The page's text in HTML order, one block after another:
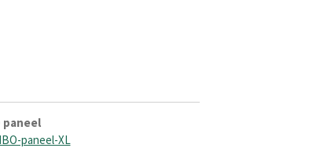
paneel
paneel-XL